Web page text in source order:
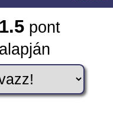
1.5 pont
alapján